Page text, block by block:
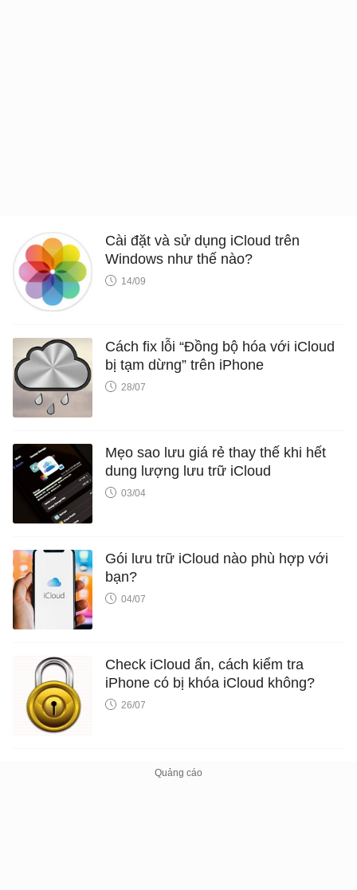
Cài đặt và sử dụng iCloud trên
Windows như thế nào?
14/09
Cách fix lỗi “Đồng bộ hóa với iCloud
bị tạm dừng” trên iPhone
28/07
Mẹo sao lưu giá rẻ thay thế khi hết
dung lượng lưu trữ iCloud
03/04
Gói lưu trữ iCloud nào phù hợp với
bạn?
04/07
Check iCloud ẩn, cách kiểm tra
iPhone có bị khóa iCloud không?
26/07